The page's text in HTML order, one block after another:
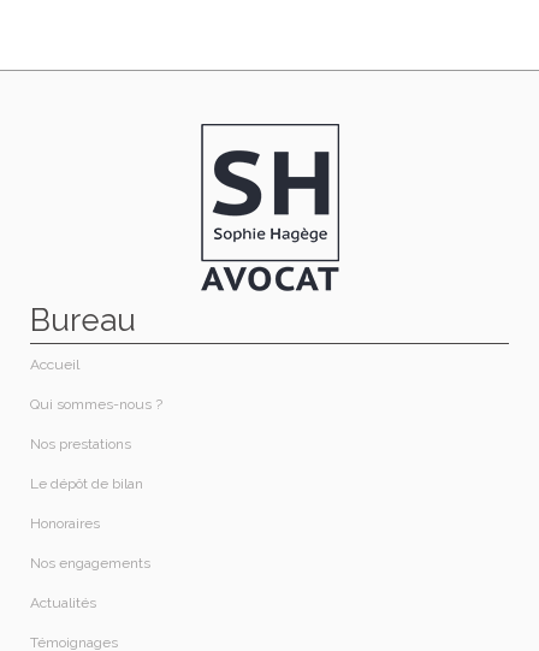
Bureau
Accueil
Qui sommes-nous ?​
Nos prestations​
Le dépôt de bilan
Honoraires​
Nos engagements
Actualités
Témoignages